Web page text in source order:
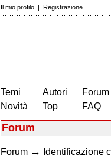
Il mio profilo | Registrazione
Temi
Novità
Autori
Top
Forum
FAQ
Forum
Forum → Identificazione